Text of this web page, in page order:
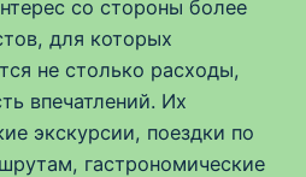
со стороны более
для которых
не столько расходы,
впечатлений. Их
экскурсии, поездки по
гастрономические